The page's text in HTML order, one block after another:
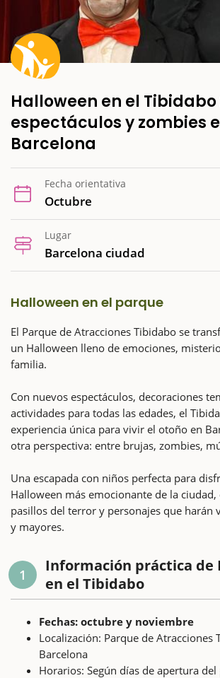
Halloween en el Tibidabo
espectáculos y zombies
Barcelona
Fecha orientativa
Octubre
Lugar
Barcelona ciudad
Halloween en el parque
El Parque de Atracciones Tibidabo se
un Halloween lleno de emociones,
familia.
Con nuevos espectáculos, decoraciones
actividades para todas las edades, el
experiencia única para vivir el otoño en
otra perspectiva: entre brujas, zombies,
Una escapada con niños perfecta para
Halloween más emocionante de la ciudad,
pasillos del terror y personajes que harán
y mayores.
1
Información práctica de
en el Tibidabo
Fechas: octubre y noviembre
Localización: Parque de Atracciones
Barcelona
Horarios: Según días de apertura